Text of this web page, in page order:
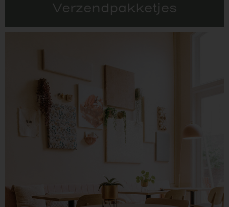
Verzendpakketjes